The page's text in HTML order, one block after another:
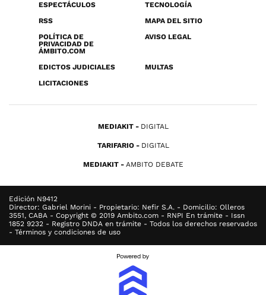
ESPECTÁCULOS
TECNOLOGÍA
RSS
MAPA DEL SITIO
POLÍTICA DE
PRIVACIDAD DE
ÁMBITO.COM
AVISO LEGAL
EDICTOS JUDICIALES
MULTAS
LICITACIONES
MEDIAKIT DIGITAL
TARIFARIO DIGITAL
MEDIAKIT AMBITO DEBATE
Edición N9412
Director: Gabriel Morini - Propietario: Nefir S.A. - Domicilio: Olleros
3551, CABA - Copyright © 2019 Ambito.com - RNPI En trámite - Issn
1852 9232 - Registro DNDA en trámite - Todos los derechos reservados
- Términos y condiciones de uso